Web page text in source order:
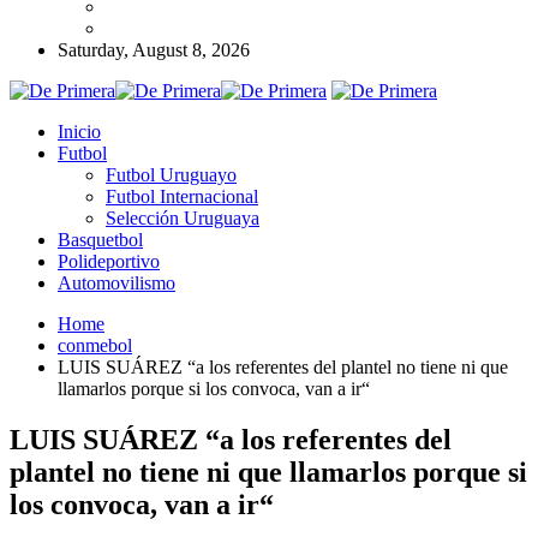
Saturday, August 8, 2026
Inicio
Futbol
Futbol Uruguayo
Futbol Internacional
Selección Uruguaya
Basquetbol
Polideportivo
Automovilismo
Home
conmebol
LUIS SUÁREZ “a los referentes del plantel no tiene ni que
llamarlos porque si los convoca, van a ir“
LUIS SUÁREZ “a los referentes del
plantel no tiene ni que llamarlos porque si
los convoca, van a ir“